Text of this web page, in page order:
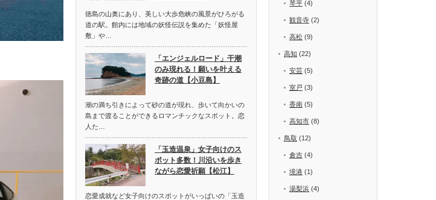
徳島の山奥にあり、美しい大歩危峡の風景がひろがる
道の駅。館内には地域の妖怪伝説を集めた「妖怪屋
敷」や…
「エンジェルロード」干潮
のみ現れる！願いを叶える
奇跡の道【小豆島】
潮の満ち引きによって砂の道が現れ、歩いて向かいの
島まで渡ることができるロマンチックなスポット。恋
人た…
「玉造温泉」女子向けのス
ポット多数！川沿いを歩き
ながら恋愛祈願【松江】
恋愛成就など女子向けのスポットがいっぱいの「玉造
琴平 (4)
観音寺 (2)
高松 (9)
高知 (22)
安芸 (5)
室戸 (3)
香南 (5)
高知市 (8)
鳥取 (12)
倉吉 (4)
境港 (1)
湯梨浜 (4)